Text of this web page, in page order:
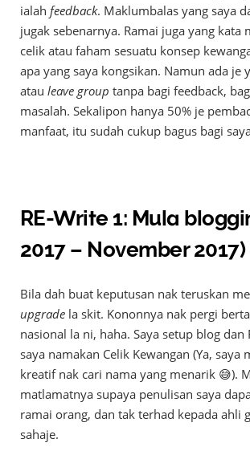
ialah feedback. Maklumbalas yang saya
jugak sebenarnya. Ramai juga yang kata
celik atau faham sesuatu konsep
apa yang saya kongsikan. Namun ada je
atau leave group tanpa bagi feedback,
masalah. Sekalipon hanya 50% je
manfaat, itu sudah cukup bagus bagi
RE-Write 1: Mula
2017 – November 2017)
Bila dah buat keputusan nak teruskan
upgrade la skit. Kononnya nak pergi
nasional la ni, haha. Saya setup blog dan
saya namakan Celik Kewangan (Ya, saya
kreatif nak cari nama yang menarik 😅).
matlamatnya supaya penulisan saya
ramai orang, dan tak terhad kepada ahli
sahaje.